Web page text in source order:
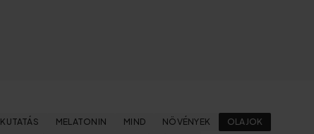
KUTATÁS MELATONIN MIND NÖVÉNYEK
OLAJOK